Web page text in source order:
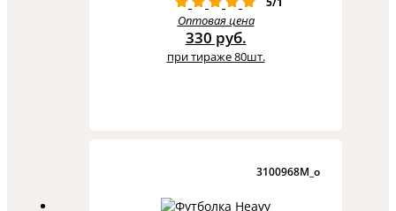
Оптовая цена
330 руб.
при тираже 80шт.
3100968M_o